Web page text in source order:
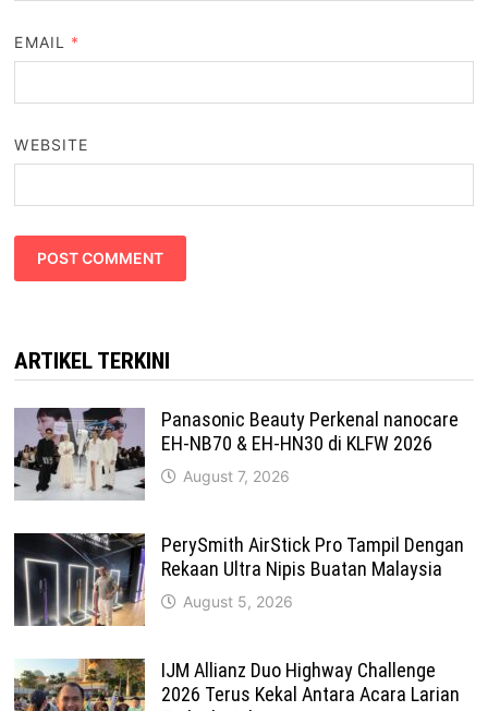
EMAIL *
WEBSITE
ARTIKEL TERKINI
Panasonic Beauty Perkenal nanocare
EH-NB70 & EH-HN30 di KLFW 2026
August 7, 2026
PerySmith AirStick Pro Tampil Dengan
Rekaan Ultra Nipis Buatan Malaysia
August 5, 2026
IJM Allianz Duo Highway Challenge
2026 Terus Kekal Antara Acara Larian